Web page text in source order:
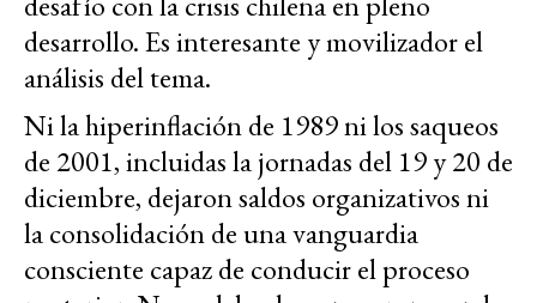
desarrollo. Es interesante y movilizador el
análisis del tema.
Ni la hiperinflación de 1989 ni los saqueos
de 2001, incluidas la jornadas del 19 y 20 de
diciembre, dejaron saldos organizativos ni
la consolidación de una vanguardia
consciente capaz de conducir el proceso